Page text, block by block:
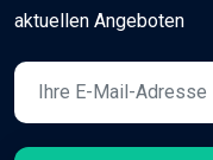
aktuellen Angeboten